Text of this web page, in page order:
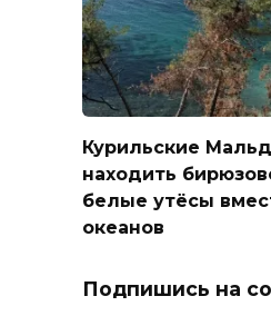
Курильские
находить
белые утёсы
океанов
Подпишись на